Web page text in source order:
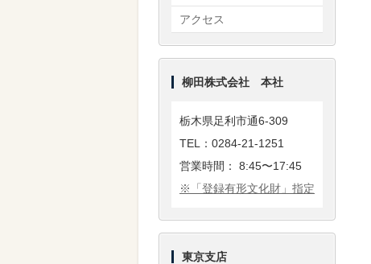
アクセス
柳田株式会社 本社
栃木県足利市通6-309
TEL：0284-21-1251
営業時間： 8:45〜17:45
※「登録有形文化財」指定
東京支店